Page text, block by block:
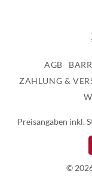
AGB
ZAHLUNG &
Preisangaben inkl.
©